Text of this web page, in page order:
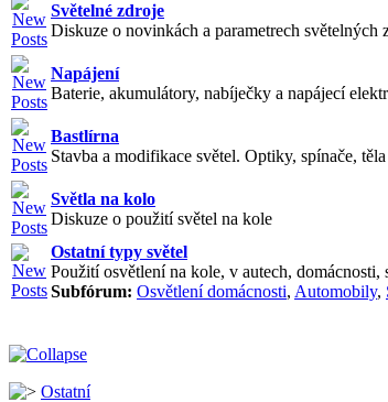
Světelné zdroje
Diskuze o novinkách a parametrech
Napájení
Baterie, akumulátory, nabíječky a napájecí
Bastlírna
Stavba a modifikace světel. Optiky, spínače,
Světla na kolo
Diskuze o použití světel na kole
Ostatní typy světel
Použití osvětlení na kole, v autech, domácnosti,
Subfórum: Osvětlení domácnosti, Automobily,
Ostatní